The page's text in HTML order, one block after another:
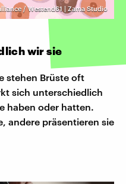
/ Westend61 | Zama Studio
wir sie
stehen Brüste oft
sich unterschiedlich
haben oder hatten.
andere präsentieren sie